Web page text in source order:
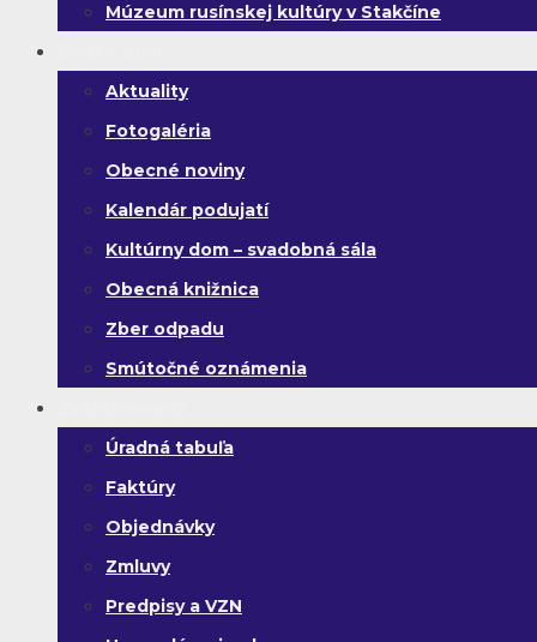
Múzeum rusínskej kultúry v Stakčíne
Aktuality
Fotogaléria
Obecné noviny
Kalendár podujatí
Kultúrny dom – svadobná sála
Obecná knižnica
Zber odpadu
Smútočné oznámenia
Úradná tabuľa
Faktúry
Objednávky
Zmluvy
Predpisy a VZN